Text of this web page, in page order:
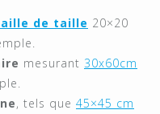
de taille 20×20
mesurant 30x60cm
, tels que 45×45 cm